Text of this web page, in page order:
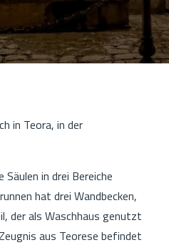
in Teora, in der
in drei Bereiche
hat drei Wandbecken,
der als Waschhaus genutzt
aus Teorese befindet